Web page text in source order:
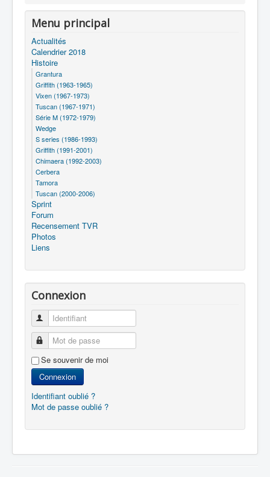
Menu principal
Actualités
Calendrier 2018
Histoire
Grantura
Griffith (1963-1965)
Vixen (1967-1973)
Tuscan (1967-1971)
Série M (1972-1979)
Wedge
S series (1986-1993)
Griffith (1991-2001)
Chimaera (1992-2003)
Cerbera
Tamora
Tuscan (2000-2006)
Sprint
Forum
Recensement TVR
Photos
Liens
Connexion
Identifiant
Mot de passe
Se souvenir de moi
Connexion
Identifiant oublié ?
Mot de passe oublié ?